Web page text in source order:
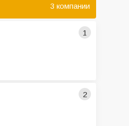
3 компании
1
2